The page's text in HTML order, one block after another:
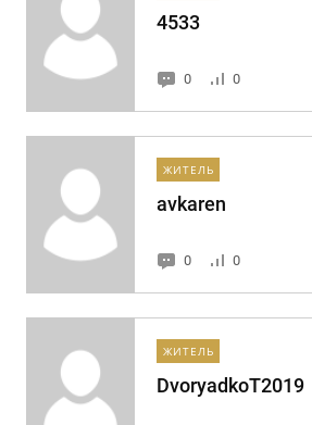
4533
0 0
ЖИТЕЛЬ
avkaren
0 0
ЖИТЕЛЬ
DvoryadkoT2019